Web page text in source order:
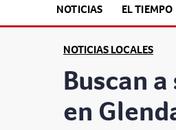
NOTICIAS EL TIEMPO
NOTICIAS LOCALES
Buscan
en